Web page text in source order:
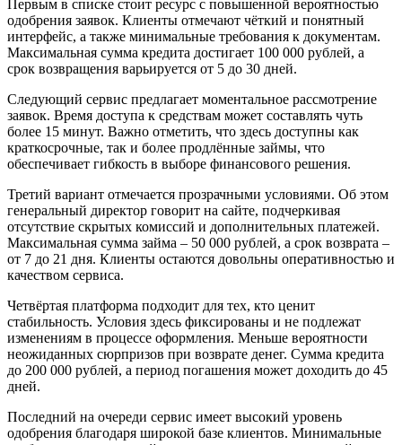
Первым в списке стоит ресурс с повышенной вероятностью
одобрения заявок. Клиенты отмечают чёткий и понятный
интерфейс, а также минимальные требования к документам.
Максимальная сумма кредита достигает 100 000 рублей, а
срок возвращения варьируется от 5 до 30 дней.
Следующий сервис предлагает моментальное рассмотрение
заявок. Время доступа к средствам может составлять чуть
более 15 минут. Важно отметить, что здесь доступны как
краткосрочные, так и более продлённые займы, что
обеспечивает гибкость в выборе финансового решения.
Третий вариант отмечается прозрачными условиями. Об этом
генеральный директор говорит на сайте, подчеркивая
отсутствие скрытых комиссий и дополнительных платежей.
Максимальная сумма займа – 50 000 рублей, а срок возврата –
от 7 до 21 дня. Клиенты остаются довольны оперативностью и
качеством сервиса.
Четвёртая платформа подходит для тех, кто ценит
стабильность. Условия здесь фиксированы и не подлежат
изменениям в процессе оформления. Меньше вероятности
неожиданных сюрпризов при возврате денег. Сумма кредита
до 200 000 рублей, а период погашения может доходить до 45
дней.
Последний на очереди сервис имеет высокий уровень
одобрения благодаря широкой базе клиентов. Минимальные